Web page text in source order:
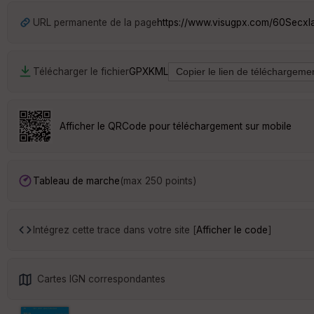
URL permanente de la pagehttps://www.visugpx.com/
Télécharger le fichierGPXKML
Afficher le QRCode pour téléchargement sur mobile
Tableau de marche(max 250 points)
Intégrez cette trace dans votre site [Afficher le code]
Cartes IGN correspondantes